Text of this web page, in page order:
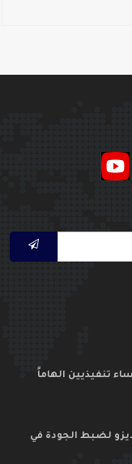
تنفيذيين الهاماً
لضبط الجودة في